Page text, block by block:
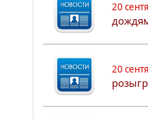
20
20